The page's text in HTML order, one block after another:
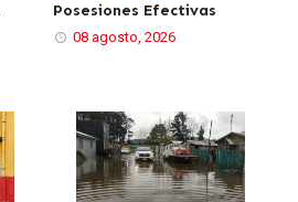
Posesiones Efectivas
08 agosto, 2026